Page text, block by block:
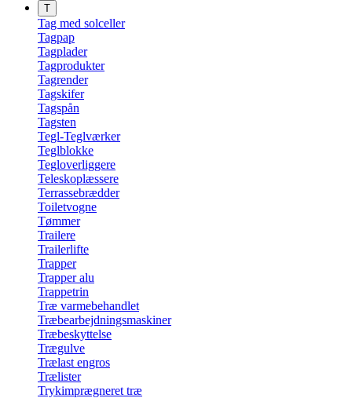
T
Tag med solceller
Tagpap
Tagplader
Tagprodukter
Tagrender
Tagskifer
Tagspån
Tagsten
Tegl-Teglværker
Teglblokke
Tegloverliggere
Teleskoplæssere
Terrassebrædder
Toiletvogne
Tømmer
Trailere
Trailerlifte
Trapper
Trapper alu
Trappetrin
Træ varmebehandlet
Træbearbejdningsmaskiner
Træbeskyttelse
Trægulve
Trælast engros
Trælister
Trykimprægneret træ